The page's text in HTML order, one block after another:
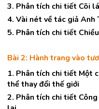
3. Phân tích chi tiết Cõi lá
4. Vài nét về tác giả Anh
5. Phân tích chi tiết
Bài 2: Hành trang vào
1. Phân tích chi tiết Một
thể thay đổi thế giới
2. Phân tích chi tiết